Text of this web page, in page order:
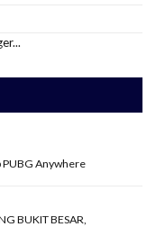
PUBG Anywhere
BUKIT BESAR,